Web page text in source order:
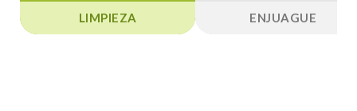
LIMPIEZA ENJUAGUE